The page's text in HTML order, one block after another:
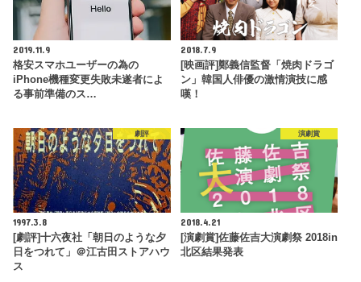
2019.11.9
格安スマホユーザーの為の
iPhone機種変更失敗未遂者によ
る事前準備のス…
2018.7.9
[映画評]鄭義信監督「焼肉ドラゴ
ン」韓国人俳優の激情演技に感
嘆！
劇評
1997.3.8
[劇評]十六夜社「朝日のような夕
日をつれて」＠江古田ストアハウ
ス
演劇賞
2018.4.21
[演劇賞]佐藤佐吉大演劇祭 2018in
北区結果発表